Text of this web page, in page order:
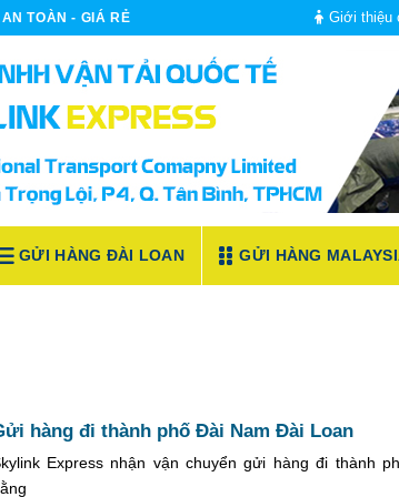
TOÀN - GIÁ RẺ Giới thiệu
GỬI HÀNG ĐÀI LOAN GỬI HÀNG
hàng đi thành phố Đài Nam Đài Loan
Express nhận vận chuyển gửi hàng đi thành